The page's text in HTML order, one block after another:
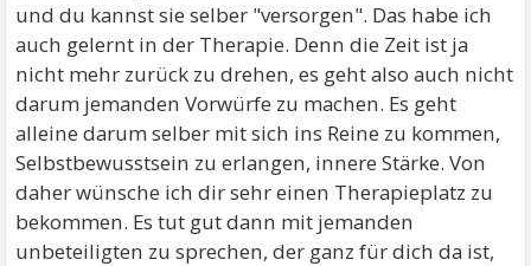
und du kannst sie selber "versorgen". Das habe ich
auch gelernt in der Therapie. Denn die Zeit ist ja
nicht mehr zurück zu drehen, es geht also auch nicht
darum jemanden Vorwürfe zu machen. Es geht
alleine darum selber mit sich ins Reine zu kommen,
Selbstbewusstsein zu erlangen, innere Stärke. Von
daher wünsche ich dir sehr einen Therapieplatz zu
bekommen. Es tut gut dann mit jemanden
unbeteiligten zu sprechen, der ganz für dich da ist,